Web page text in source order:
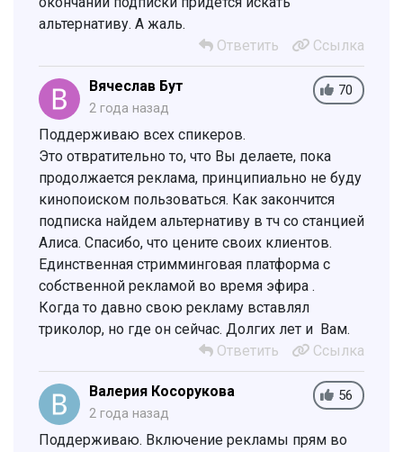
альтернативу. А жаль.
Ответить
Ссылка
70
Вячеслав Бут
2 года назад
Поддерживаю всех спикеров.
Это отвратительно то, что Вы делаете, пока
продолжается реклама, принципиально не буду
кинопоиском пользоваться. Как закончится
подписка найдем альтернативу в тч со станцией
Алиса. Спасибо, что цените своих клиентов.
Единственная стримминговая платформа с
собственной рекламой во время эфира .
Когда то давно свою рекламу вставлял
триколор, но где он сейчас. Долгих лет и Вам.
Ответить
Ссылка
56
Валерия Косорукова
2 года назад
Поддерживаю. Включение рекламы прям во